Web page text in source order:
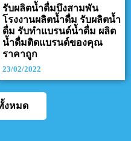
รับผลิตน้ำดื่มบึงสามพัน
โรงงานผลิตน้ำดื่ม รับผลิตน้ำ
ดื่ม รับทำแบรนด์น้ำดื่ม ผลิต
น้ำดื่มติดแบรนด์ของคุณ
ราคาถูก
23/02/2022
งหมด